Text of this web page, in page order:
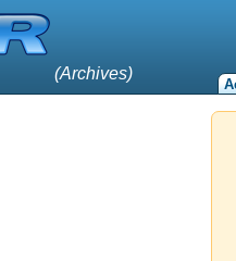
(Archives)